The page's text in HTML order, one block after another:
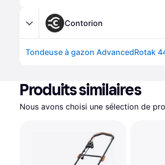
Contorion
Tondeuse à gazon AdvancedRotak
Produits similaires
Nous avons choisi une sélection de